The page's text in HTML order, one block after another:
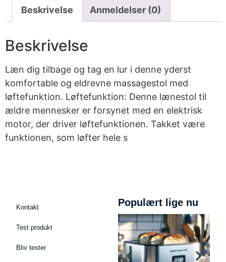
Beskrivelse Anmeldelser (0)
Beskrivelse
Læn dig tilbage og tag en lur i denne yderst
komfortable og eldrevne massagestol med
løftefunktion. Løftefunktion: Denne lænestol til
ældre mennesker er forsynet med en elektrisk
motor, der driver løftefunktionen. Takket være
funktionen, som løfter hele s
Kontakt
Test produkt
Bliv tester
Populært lige nu